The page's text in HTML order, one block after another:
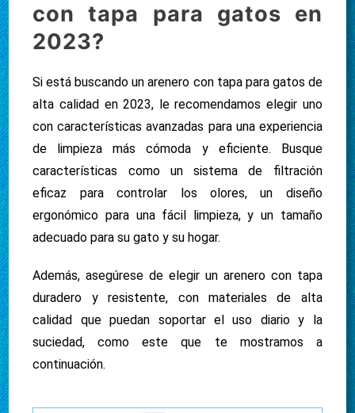
con tapa para gatos en
2023?
Si está buscando un arenero con tapa para gatos de
alta calidad en 2023, le recomendamos elegir uno
con características avanzadas para una experiencia
de limpieza más cómoda y eficiente. Busque
características como un sistema de filtración
eficaz para controlar los olores, un diseño
ergonómico para una fácil limpieza, y un tamaño
adecuado para su gato y su hogar.
Además, asegúrese de elegir un arenero con tapa
duradero y resistente, con materiales de alta
calidad que puedan soportar el uso diario y la
suciedad, como este que te mostramos a
continuación.